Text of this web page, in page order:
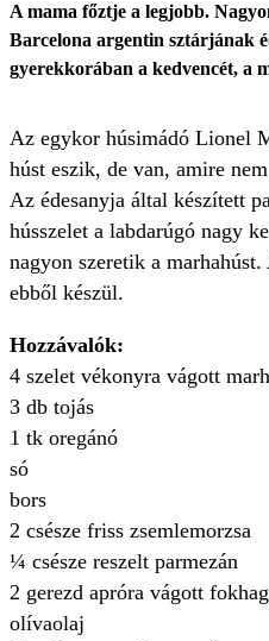
A mama főztje a legjobb.
Barcelona argentin sztárjának
gyerekkorában a kedvencét, a
Az egykor húsimádó Lionel
húst eszik, de van, amire
Az édesanyja által készített
hússzelet a labdarúgó nagy
nagyon szeretik a
ebből készül.
Hozzávalók:
4 szelet vékonyra vágott
3 db tojás
1 tk oregánó
só
bors
2 csésze friss zsemlemorzsa
¼ csésze reszelt parmezán
2 gerezd apróra vágott
olívaolaj